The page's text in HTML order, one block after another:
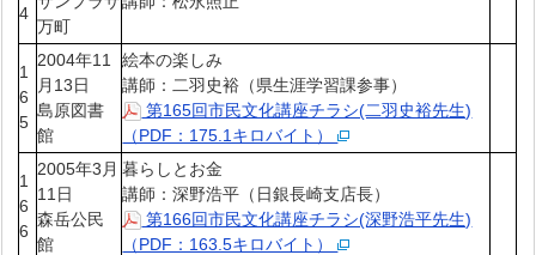
4
万町
1
6
5
2004年11
月13日
島原図書
館
絵本の楽しみ
講師：二羽史裕（県生涯学習課参事）
第165回市民文化講座チラシ(二羽史裕先生)
（PDF：175.1キロバイト）
1
6
6
2005年3月
11日
森岳公民
館
暮らしとお金
講師：深野浩平（日銀長崎支店長）
第166回市民文化講座チラシ(深野浩平先生)
（PDF：163.5キロバイト）